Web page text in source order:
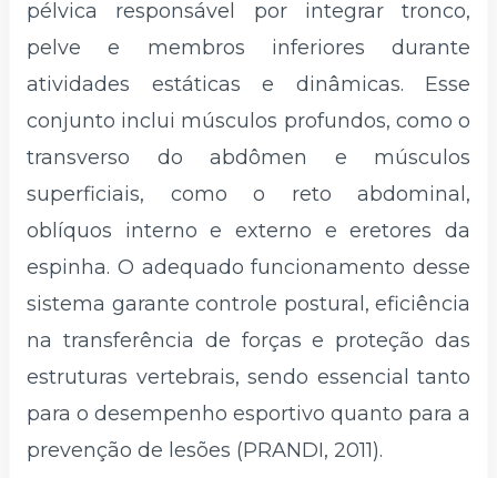
pélvica responsável por integrar tronco,
pelve e membros inferiores durante
atividades estáticas e dinâmicas. Esse
conjunto inclui músculos profundos, como o
transverso do abdômen e músculos
superficiais, como o reto abdominal,
oblíquos interno e externo e eretores da
espinha. O adequado funcionamento desse
sistema garante controle postural, eficiência
na transferência de forças e proteção das
estruturas vertebrais, sendo essencial tanto
para o desempenho esportivo quanto para a
prevenção de lesões (PRANDI, 2011).